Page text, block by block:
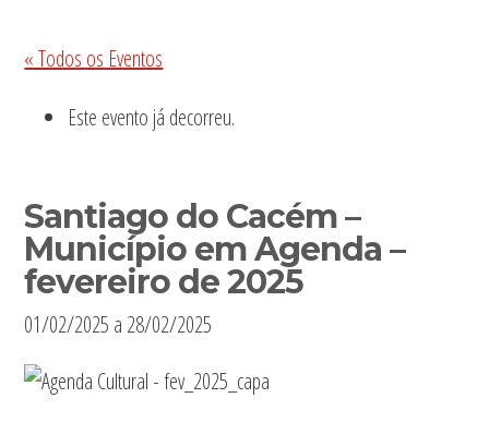
« Todos os Eventos
Este evento já decorreu.
Santiago do Cacém –
Município em Agenda –
fevereiro de 2025
01/02/2025 a 28/02/2025
Sidebar